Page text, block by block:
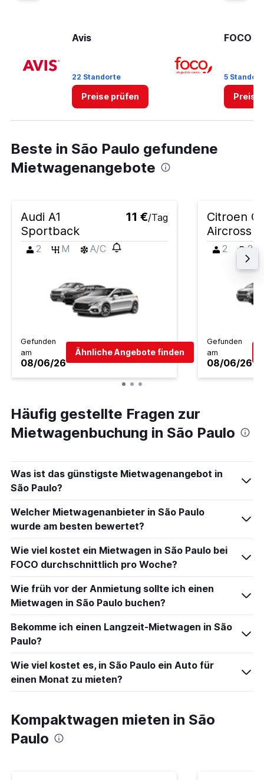
Avis
22 Standorte
Preise prüfen
FOCO
5
Preise
Beste in São Paulo gefundene
Mietwagenangebote
Audi A1
Sportback
11 €/Tag
2 M A/C
Gefunden
am
08/06/26
Ähnliche Angebote finden
Citroen
Aircross
2 2
Gefunden
am
08/06/26
Häufig gestellte Fragen zur
Mietwagenbuchung in São Paulo
Was ist das günstigste Mietwagenangebot in
São Paulo?
Welcher Mietwagenanbieter in São Paulo
wurde am besten bewertet?
Wie viel kostet ein Mietwagen in São Paulo bei
FOCO durchschnittlich pro Woche?
Wie früh vor der Anmietung sollte ich einen
Mietwagen in São Paulo buchen?
Bekomme ich einen Langzeit-Mietwagen in São
Paulo?
Wie viel kostet es, in São Paulo ein Auto für
einen Monat zu mieten?
Kompaktwagen mieten in São
Paulo